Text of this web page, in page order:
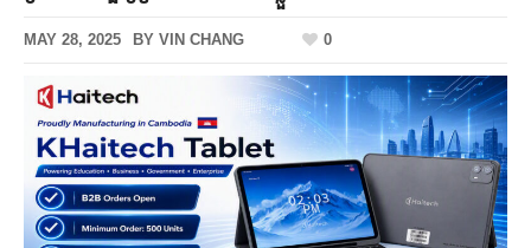
MAY 28, 2025 BY VIN CHANG 0